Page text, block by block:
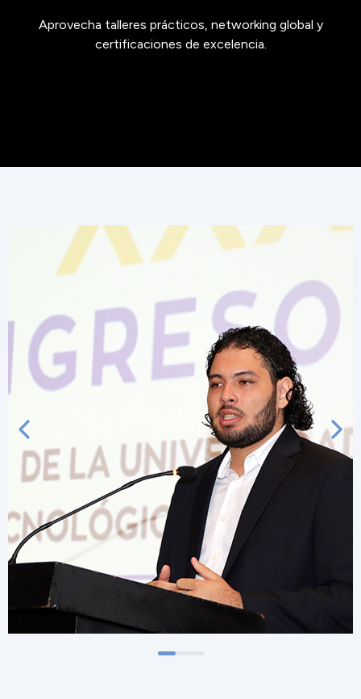
Aprovecha talleres prácticos, networking global y
certificaciones de excelencia.